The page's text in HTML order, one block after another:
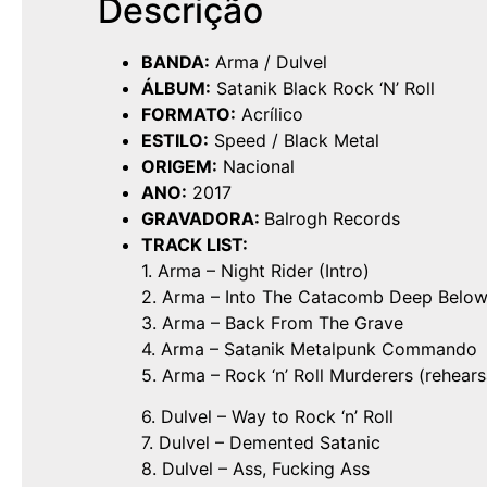
Descrição
BANDA: Arma / Dulvel
ÁLBUM: Satanik Black Rock ‘N’ Roll
FORMATO: Acrílico
ESTILO: Speed / Black Metal
ORIGEM: Nacional
ANO: 2017
GRAVADORA: Balrogh Records
TRACK LIST:
1. Arma – Night Rider (Intro)
2. Arma – Into The Catacomb Deep Below
3. Arma – Back From The Grave
4. Arma – Satanik Metalpunk Commando
5. Arma – Rock ‘n’ Roll Murderers
6. Dulvel – Way to Rock ‘n’ Roll
7. Dulvel – Demented Satanic
8. Dulvel – Ass, Fucking Ass